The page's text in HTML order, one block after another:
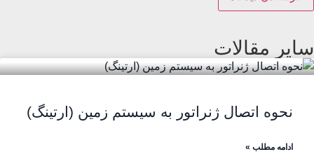
سایر مقالات
نحوه اتصال ژنراتور به سیستم زمین (ارتینگ)
ادامه مطلب »